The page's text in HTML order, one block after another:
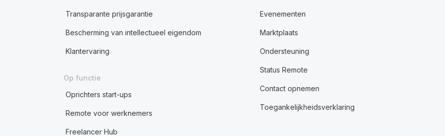
Transparante prijsgarantie
Bescherming van intellectueel eigendom
Klantervaring
Op functie
Oprichters start-ups
Remote voor werknemers
Freelancer Hub
Evenementen
Marktplaats
Ondersteuning
Status Remote
Contact opnemen
Toegankelijkheidsverklaring